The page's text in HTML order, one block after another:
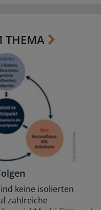
THEMA
keine isolierten
zahlreiche